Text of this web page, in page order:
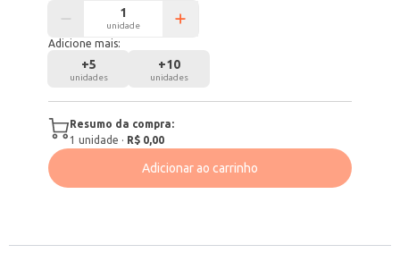
unidade
Adicione mais:
+5
unidades
+10
unidades
Resumo da compra:
1 unidade · R$ 0,00
Adicionar ao carrinho